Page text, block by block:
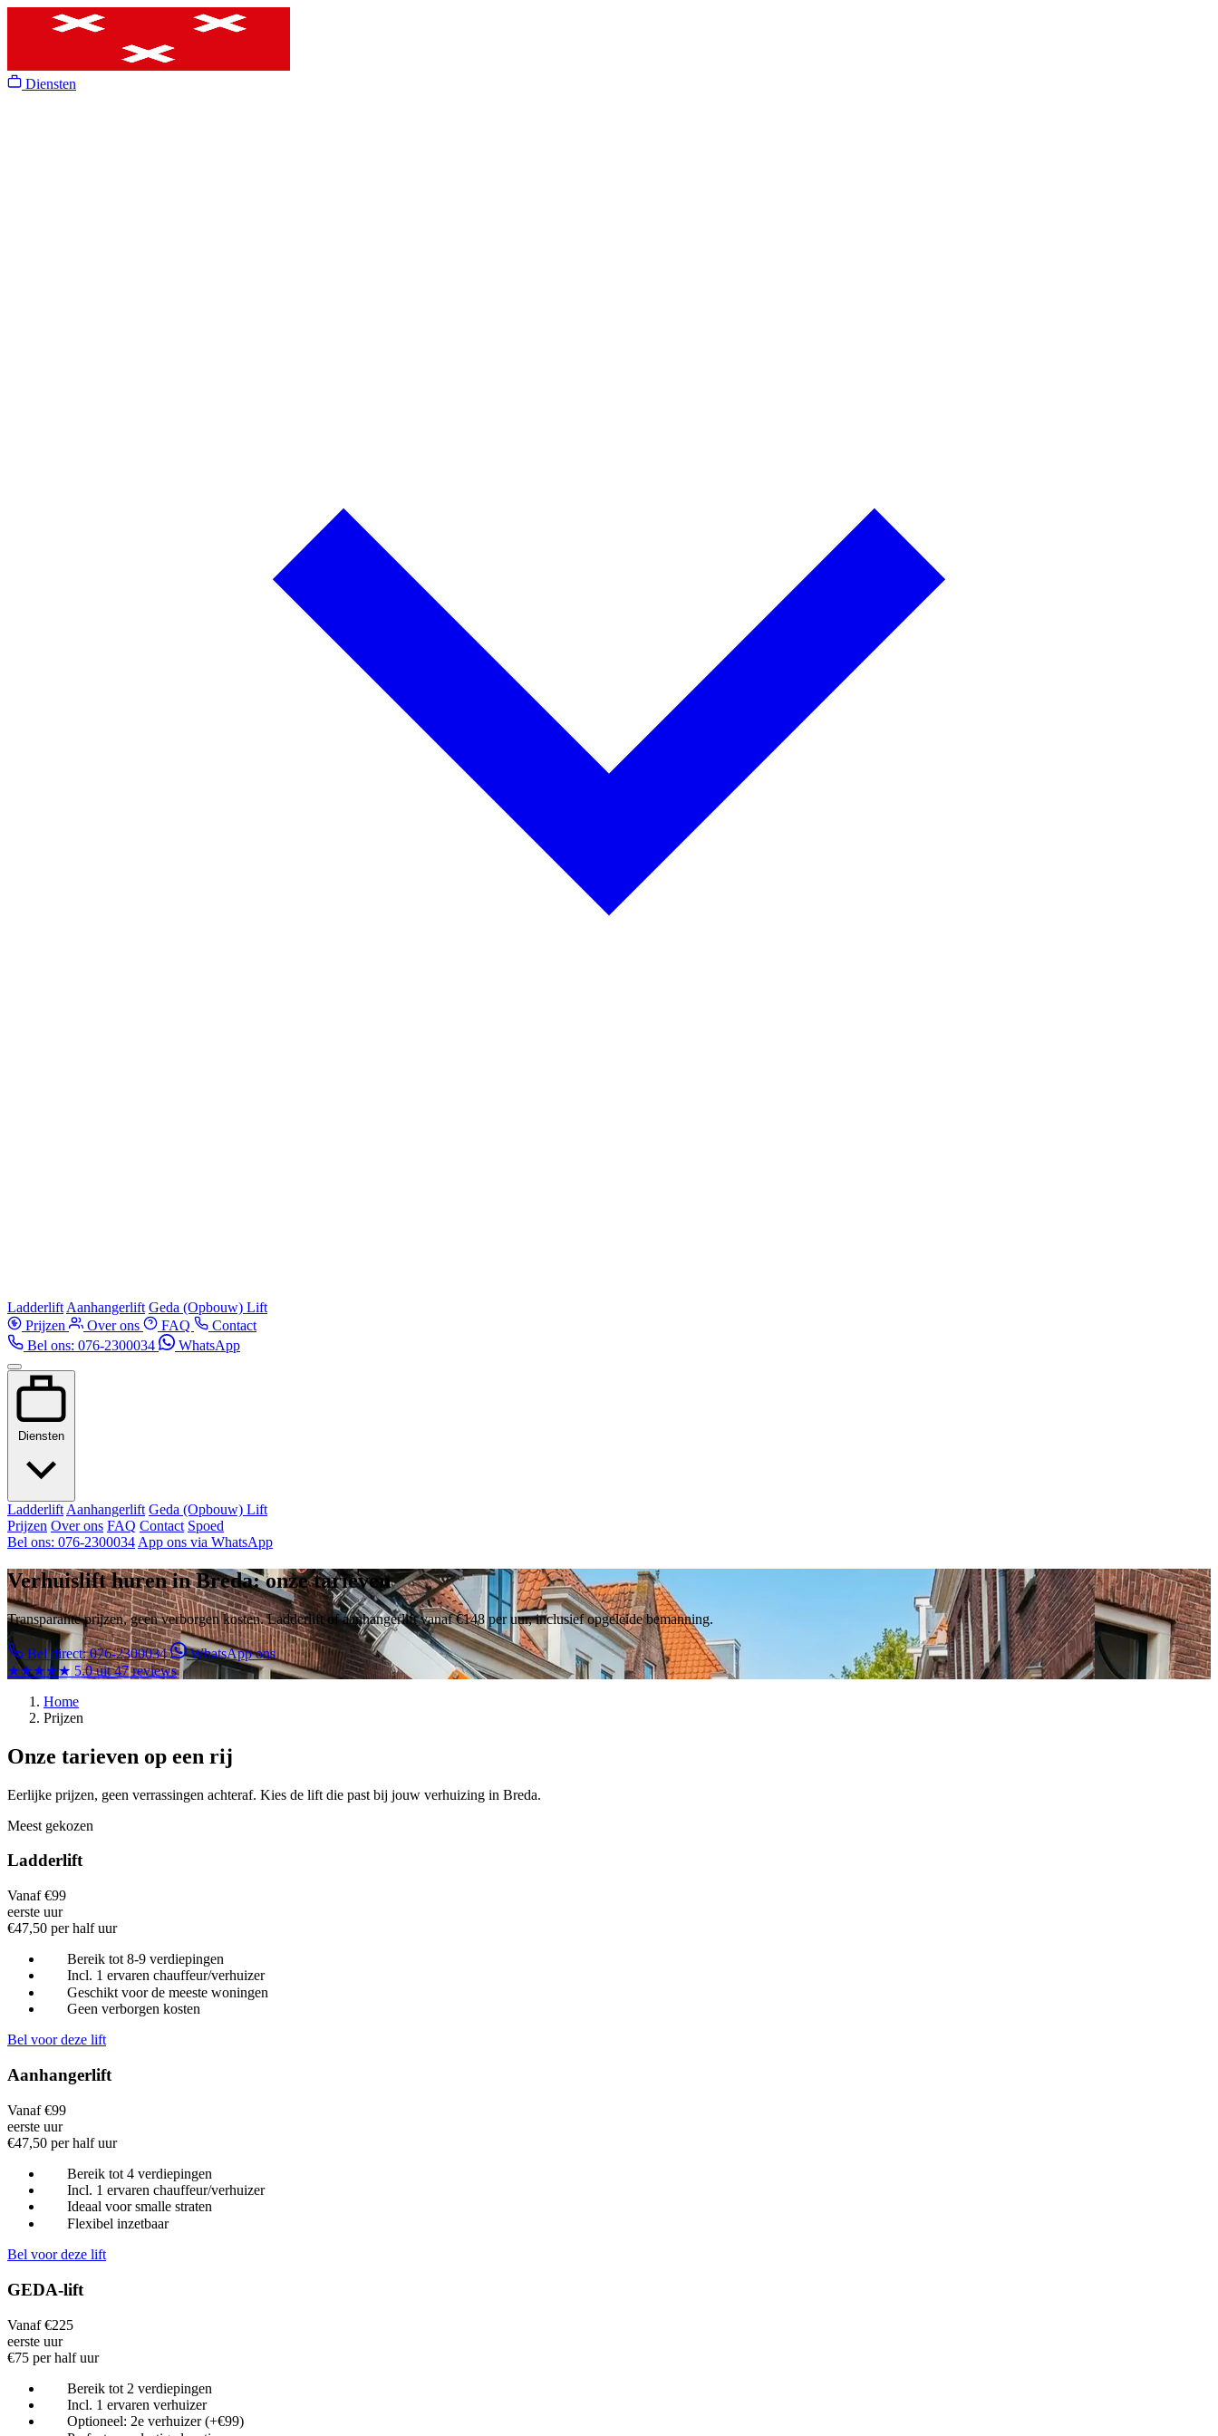
Diensten
Ladderlift Aanhangerlift Geda (Opbouw) Lift
Prijzen
Over ons FAQ
Contact
Bel ons: 076-2300034
WhatsApp
Diensten
Ladderlift Aanhangerlift Geda (Opbouw) Lift
Prijzen Over ons FAQ Contact Spoed
Bel ons: 076-2300034 App ons via WhatsApp
Verhuislift huren in Breda: onze tarieven
Transparante prijzen, geen verborgen kosten. Ladderlift of aanhangerlift vanaf €148 per uur, inclusief opgeleide bemanning.
Bel direct: 076-2300034
WhatsApp ons
★★★★★ 5.0 uit 47 reviews
Home
Prijzen
Onze tarieven op een rij
Eerlijke prijzen, geen verrassingen achteraf. Kies de lift die past bij jouw verhuizing in Breda.
Meest gekozen
Ladderlift
Vanaf €99
eerste uur
€47,50 per half uur
Bereik tot 8-9 verdiepingen
Incl. 1 ervaren chauffeur/verhuizer
Geschikt voor de meeste woningen
Geen verborgen kosten
Bel voor deze lift
Aanhangerlift
Vanaf €99
eerste uur
€47,50 per half uur
Bereik tot 4 verdiepingen
Incl. 1 ervaren chauffeur/verhuizer
Ideaal voor smalle straten
Flexibel inzetbaar
Bel voor deze lift
GEDA-lift
Vanaf €225
eerste uur
€75 per half uur
Bereik tot 2 verdiepingen
Incl. 1 ervaren verhuizer
Optioneel: 2e verhuizer (+€99)